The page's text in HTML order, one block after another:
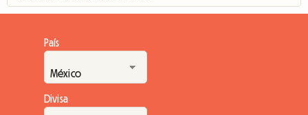
País
Divisa